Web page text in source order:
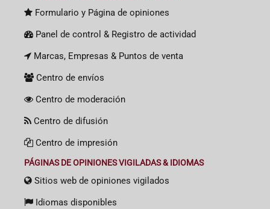
Formulario y Página de opiniones
Panel de control & Registro de actividad
Marcas, Empresas & Puntos de venta
Centro de envíos
Centro de moderación
Centro de difusión
Centro de impresión
PÁGINAS DE OPINIONES VIGILADAS & IDIOMAS
Sitios web de opiniones vigilados
Idiomas disponibles